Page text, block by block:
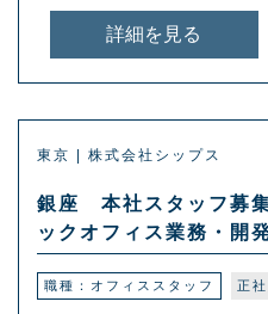
詳細を見る
東京 | 株式会社シップス
銀座 本社スタッフ募
ックオフィス業務・開
職種：オフィススタッフ 正社